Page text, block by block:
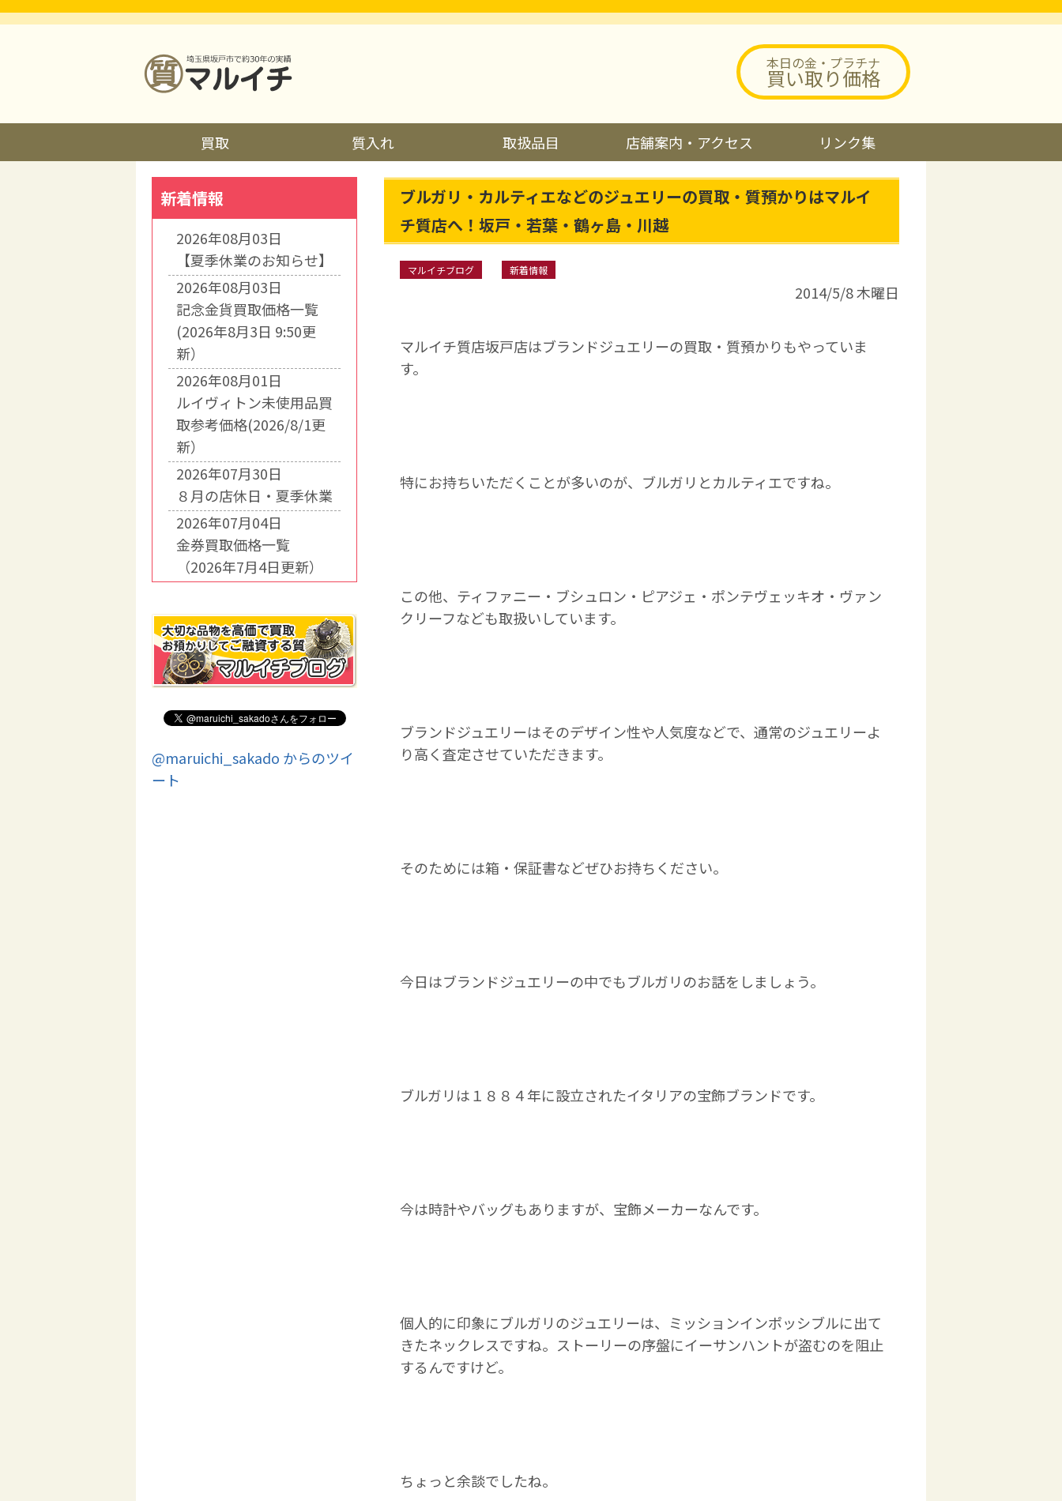
本日の金・プラチナ
買い取り価格
買取 質入れ 取扱品目 店舗案内・アクセス リンク集
ブルガリ・カルティエなどのジュエリーの買取・質預かりはマルイ
チ質店へ！坂戸・若葉・鶴ヶ島・川越
マルイチブログ 新着情報
2014/5/8 木曜日
マルイチ質店坂戸店はブランドジュエリーの買取・質預かりもやっていま
す。
特にお持ちいただくことが多いのが、ブルガリとカルティエですね。
この他、ティファニー・ブシュロン・ピアジェ・ポンテヴェッキオ・ヴァン
クリーフなども取扱いしています。
ブランドジュエリーはそのデザイン性や人気度などで、通常のジュエリーよ
り高く査定させていただきます。
そのためには箱・保証書などぜひお持ちください。
今日はブランドジュエリーの中でもブルガリのお話をしましょう。
ブルガリは１８８４年に設立されたイタリアの宝飾ブランドです。
今は時計やバッグもありますが、宝飾メーカーなんです。
個人的に印象にブルガリのジュエリーは、ミッションインポッシブルに出て
きたネックレスですね。ストーリーの序盤にイーサンハントが盗むのを阻止
するんですけど。
ちょっと余談でしたね。
新着情報
2026年08月03日
【夏季休業のお知らせ】
2026年08月03日
記念金貨買取価格一覧
(2026年8月3日 9:50更
新）
2026年08月01日
ルイヴィトン未使用品買
取参考価格(2026/8/1更
新）
2026年07月30日
８月の店休日・夏季休業
2026年07月04日
金券買取価格一覧
（2026年7月4日更新）
@maruichi_sakado からのツイ
ート